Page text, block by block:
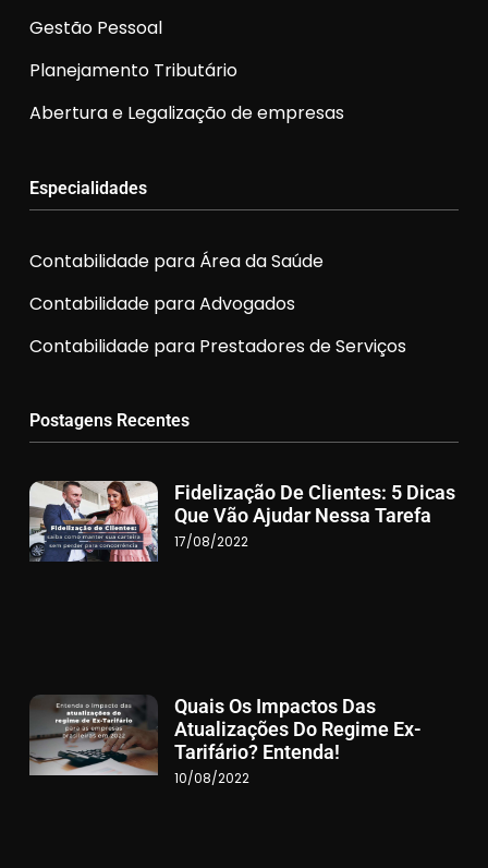
Gestão Pessoal
Planejamento Tributário
Abertura e Legalização de empresas
Especialidades
Contabilidade para Área da Saúde
Contabilidade para Advogados
Contabilidade para Prestadores de Serviços
Postagens Recentes
Fidelização De Clientes: 5 Dicas
Que Vão Ajudar Nessa Tarefa
17/08/2022
Quais Os Impactos Das
Atualizações Do Regime Ex-
Tarifário? Entenda!
10/08/2022